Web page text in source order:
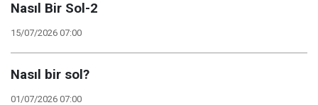
Nasıl Bir Sol-2
15/07/2026 07:00
Nasıl bir sol?
01/07/2026 07:00